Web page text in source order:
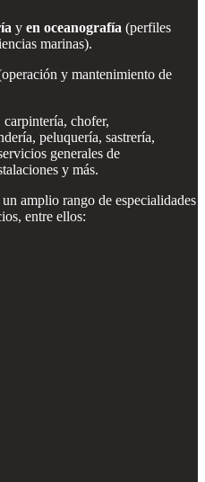
y en oceanografía (perfiles
marinas).
y mantenimiento de
chofer,
peluquería, sastrería,
generales de
y más.
un amplio rango de especialidades
entre ellos: